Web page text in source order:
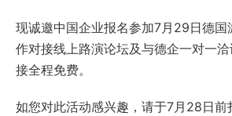
现诚邀中国企业报名参加7月29日德国
作对接线上路演论坛及与德企一对一
接全程免费。
如您对此活动感兴趣，请于7月28日前